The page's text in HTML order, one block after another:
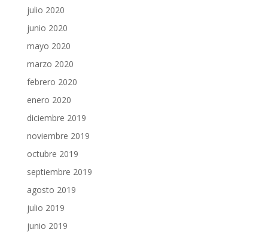
julio 2020
junio 2020
mayo 2020
marzo 2020
febrero 2020
enero 2020
diciembre 2019
noviembre 2019
octubre 2019
septiembre 2019
agosto 2019
julio 2019
junio 2019